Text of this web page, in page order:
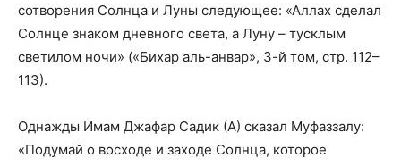
сотворения Солнца и Луны следующее: «Аллах сделал
Солнце знаком дневного света, а Луну – тусклым
светилом ночи» («Бихар аль-анвар», 3-й том, стр. 112–
113).
Однажды Имам Джафар Садик (А) сказал Муфаззалу:
«Подумай о восходе и заходе Солнца, которое